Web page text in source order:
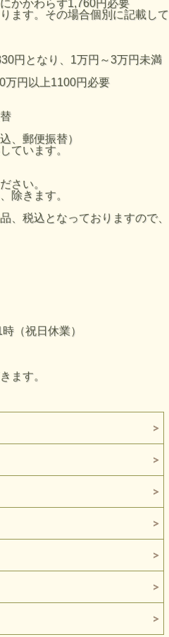
かかわらず1,760円必要
ます。その場合個別に記載して
円となり、1万円～3万円未満
万円以上1100円必要
、郵便振替）
ています。
さい。
除きます。
、税込となっておりますので、
（祝日休業）
ます。